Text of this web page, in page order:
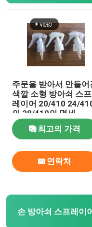
아크릴 화장품 병
비어 있는 탈취 스틱
정유 유리병
향기 분무 병
주문을 받아서 만들어
색깔 소형 방아쇠 스프
레이어 20/410 24/
의 28/410의 명세
최고의 가격
연락처
손 방아쇠 스프레이